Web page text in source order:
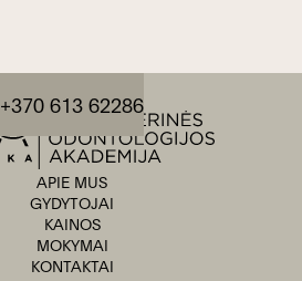
+370 613 62286
APIE MUS
GYDYTOJAI
KAINOS
MOKYMAI
KONTAKTAI